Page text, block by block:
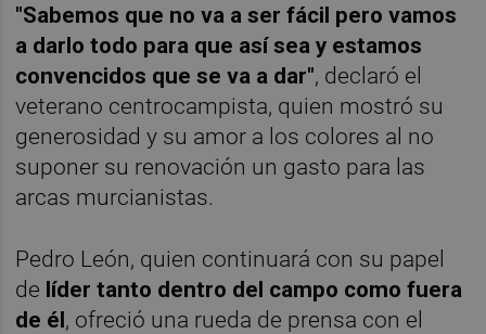
"Sabemos que no va a ser fácil pero vamos
a darlo todo para que así sea y estamos
convencidos que se va a dar", declaró el
veterano centrocampista, quien mostró su
generosidad y su amor a los colores al no
suponer su renovación un gasto para las
arcas murcianistas.
Pedro León, quien continuará con su papel
de líder tanto dentro del campo como fuera
de él, ofreció una rueda de prensa con el